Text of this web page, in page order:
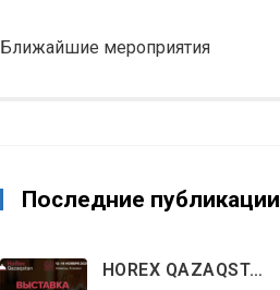
Ближайшие мероприятия
Последние публикации
HOREX QAZAQSTAN 2025: Главное Событие Индустрии Гостеприимства И Ресторанного Бизнеса Пройдет Этой Осенью В Алматы